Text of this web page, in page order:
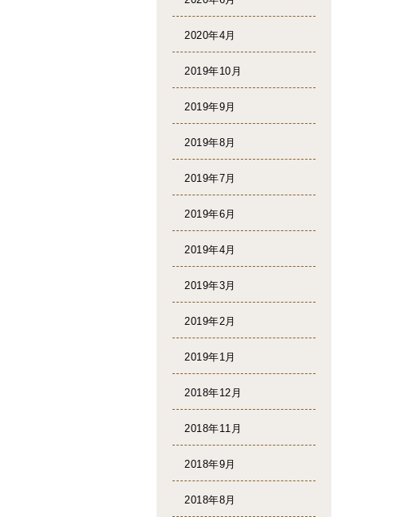
2020年4月
2019年10月
2019年9月
2019年8月
2019年7月
2019年6月
2019年4月
2019年3月
2019年2月
2019年1月
2018年12月
2018年11月
2018年9月
2018年8月